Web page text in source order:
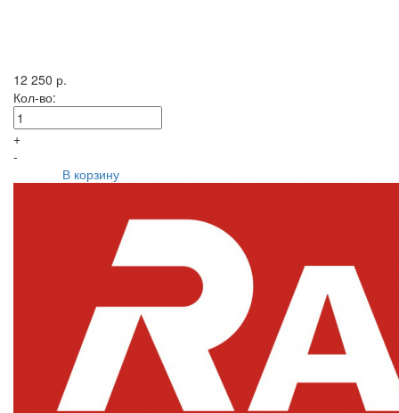
12 250 р.
Кол-во:
+
-
В корзину